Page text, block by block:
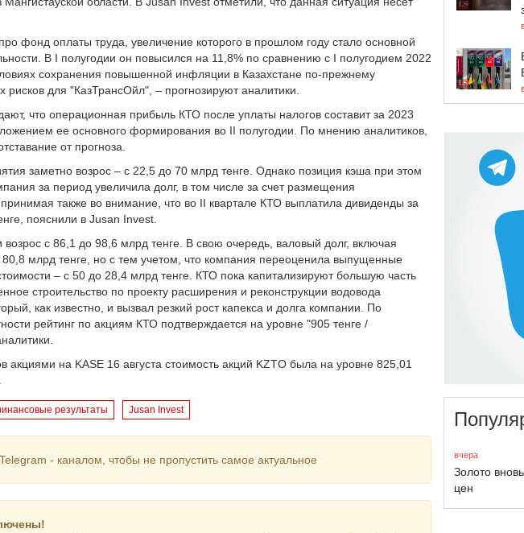
фонд оплаты труда, увеличение которого в прошлом году стало основной
В I полугодии он повысился на 11,8% по сравнению с I полугодием 2022
сохранения повышенной инфляции в Казахстане по-прежнему
рисков для "КазТрансОйл", – прогнозируют аналитики.
что операционная прибыль КТО после уплаты налогов составит за 2023
ее основного формирования во II полугодии. По мнению аналитиков,
от прогноза.
заметно возрос – с 22,5 до 70 млрд тенге. Однако позиция кэша при этом
за период увеличила долг, в том числе за счет размещения
также во внимание, что во II квартале КТО выплатила дивиденды за
пояснили в Jusan Invest.
с 86,1 до 98,6 млрд тенге. В свою очередь, валовый долг, включая
млрд тенге, но с тем учетом, что компания переоценила выпущенные
– с 50 до 28,4 млрд тенге. КТО пока капитализируют большую часть
строительство по проекту расширения и реконструкции водовода
как известно, и вызвал резкий рост капекса и долга компании. По
рейтинг по акциям КТО подтверждается на уровне "905 тенге /
акциями на KASE 16 августа стоимость акций KZTO была на уровне 825,01
результаты Jusan Invest
- каналом, чтобы не пропустить самое актуальное вчера
Золото
цен